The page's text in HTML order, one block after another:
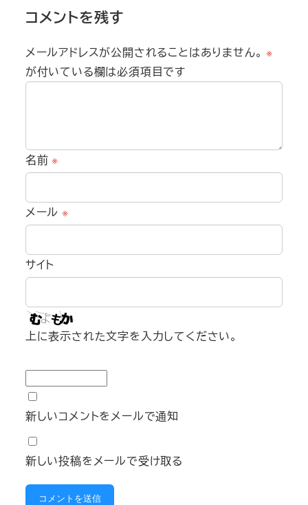
コメントを残す
メールアドレスが公開されることはありません。 ※
が付いている欄は必須項目です
名前※
メール ※
サイト
上に表示された文字を入力してください。
新しいコメントをメールで通知
新しい投稿をメールで受け取る